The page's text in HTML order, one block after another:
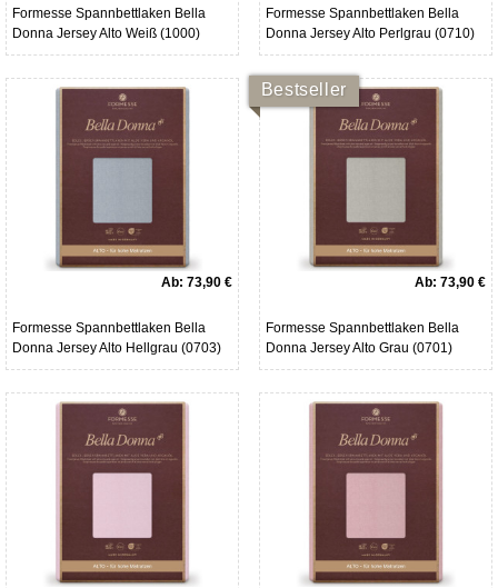
Formesse Spannbettlaken Bella
Donna Jersey Alto Weiß (1000)
Formesse Spannbettlaken Bella
Donna Jersey Alto Perlgrau (0710)
Ab: 73,90 €
Formesse Spannbettlaken Bella
Donna Jersey Alto Hellgrau (0703)
Bestseller
Ab: 73,90 €
Formesse Spannbettlaken Bella
Donna Jersey Alto Grau (0701)